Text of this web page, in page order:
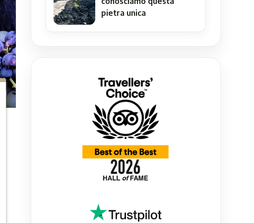
pietra unica